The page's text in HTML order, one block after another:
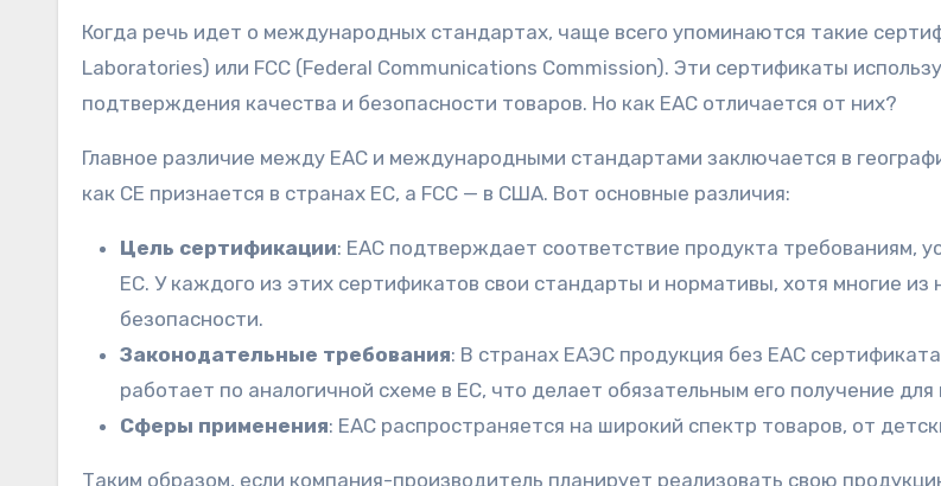
Когда речь идет о международных стандартах, чаще всего упоминаются такие
Laboratories) или FCC (Federal Communications Commission). Эти сертификаты
подтверждения качества и безопасности товаров. Но как EAC отличается от них?
Главное различие между EAC и международными стандартами заключается в
как CE признается в странах ЕС, а FCC — в США. Вот основные различия:
Цель сертификации: EAC подтверждает соответствие продукта требованиям,
ЕС. У каждого из этих сертификатов свои стандарты и нормативы, хотя многие
безопасности.
Законодательные требования: В странах ЕАЭС продукция без EAC
работает по аналогичной схеме в ЕС, что делает обязательным его получение
Сферы применения: EAC распространяется на широкий спектр товаров, от
Таким образом, если компания-производитель планирует реализовать свою